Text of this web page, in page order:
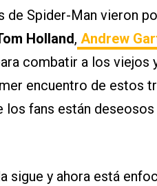
de Spider-Man vieron
Holland, Andrew
combatir a los
encuentro de estos
los fans están
sigue y ahora está